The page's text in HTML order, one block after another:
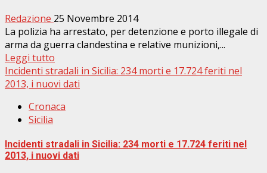
Redazione 25 Novembre 2014
La polizia ha arrestato, per detenzione e porto illegale di
arma da guerra clandestina e relative munizioni,...
Leggi tutto
Incidenti stradali in Sicilia: 234 morti e 17.724 feriti nel
2013, i nuovi dati
Cronaca
Sicilia
Incidenti stradali in Sicilia: 234 morti e 17.724 feriti nel
2013, i nuovi dati